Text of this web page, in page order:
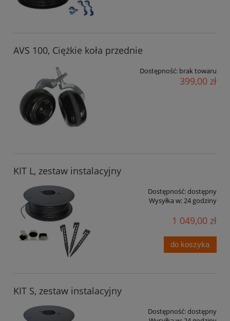
AVS 100, Ciężkie koła przednie
Dostępność: brak towaru
399,00 zł
KIT L, zestaw instalacyjny
Dostępność:dostępny
Wysyłka w: 24 godziny
1 049,00 zł
do koszyka
KIT S, zestaw instalacyjny
Dostępność:dostępny